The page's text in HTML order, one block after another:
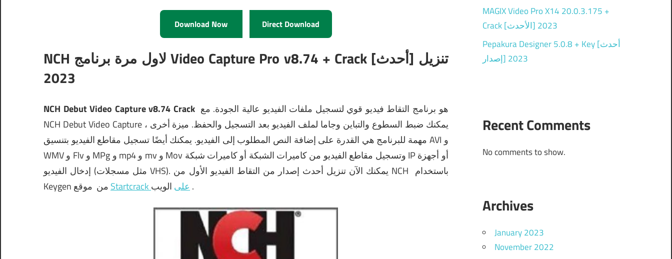
Download Now Direct Download
NCH ​​لاول مرة برنامج Video Capture Pro v8.74 + Crack [أحدث] تنزيل
2023
NCH ​​Debut Video Capture v8.74 Crack هو برنامج التقاط فيديو قوي لتسجيل ملفات الفيديو عالية الجودة. مع
NCH Debut Video Capture ، يمكنك ضبط السطوع والتباين وجاما لملف الفيديو بعد التسجيل والحفظ. ميزة أخرى
مهمة للبرنامج هي القدرة على إضافة النص المطلوب إلى الفيديو. يمكنك أيضًا تسجيل مقاطع الفيديو بتنسيق AVI و
WMV و Flv و MPg و mp4 و mv و Mov وتسجيل مقاطع الفيديو من كاميرات الشبكة أو كاميرات شبكة IP أو أجهزة
إدخال الفيديو (مثل مسجلات VHS).
يمكنك الآن تنزيل أحدث إصدار من التقاط الفيديو الأول من NCH باستخدام
Keygen
من Startcrack على .
MAGIX Video Pro X14 20.0.3.175 +
Crack [الأحدث] 2023
Pepakura Designer 5.0.8 + Key [أحدث
إصدار] 2023
Recent Comments
No comments to show.
Archives
January 2023
November 2022